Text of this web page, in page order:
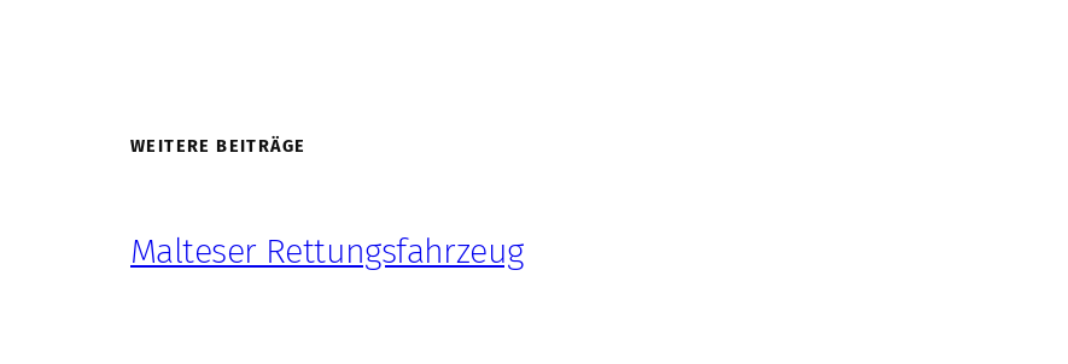
WEITERE BEITRÄGE
Malteser Rettungsfahrzeug